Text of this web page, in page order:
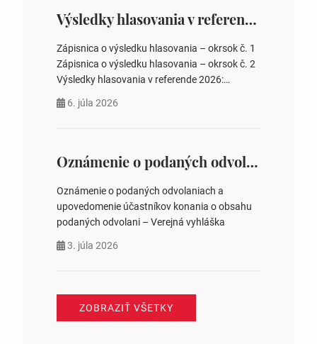
zastupiteľstiev, počtu poslancov obecných
zastupiteľstiev v nich 4. Schválenie odpredaja
obecného pozemku –…
Výsledky hlasovania v referende 2026
Zápisnica o výsledku hlasovania – okrsok č. 1
Zápisnica o výsledku hlasovania – okrsok č. 2
Výsledky hlasovania v referende 2026:
na hlasovaní https://www.volbysr.sk/…
6. júla 2026
Oznámenie o podaných odvolaniach a upovedomenie účastníkov konania o obsahu podaných odvolani – Verejná vyhláška
Oznámenie o podaných odvolaniach a
upovedomenie účastníkov konania o obsahu
podaných odvolani – Verejná vyhláška
3. júla 2026
ZOBRAZIŤ VŠETKY